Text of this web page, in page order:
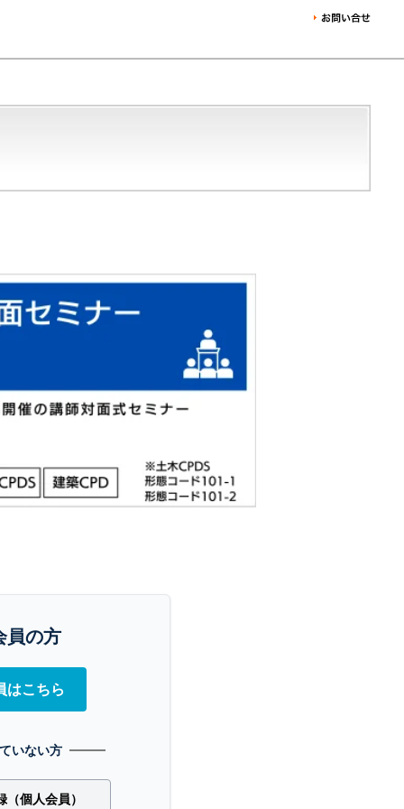
員の方
はこちら
いない方
個人会員）